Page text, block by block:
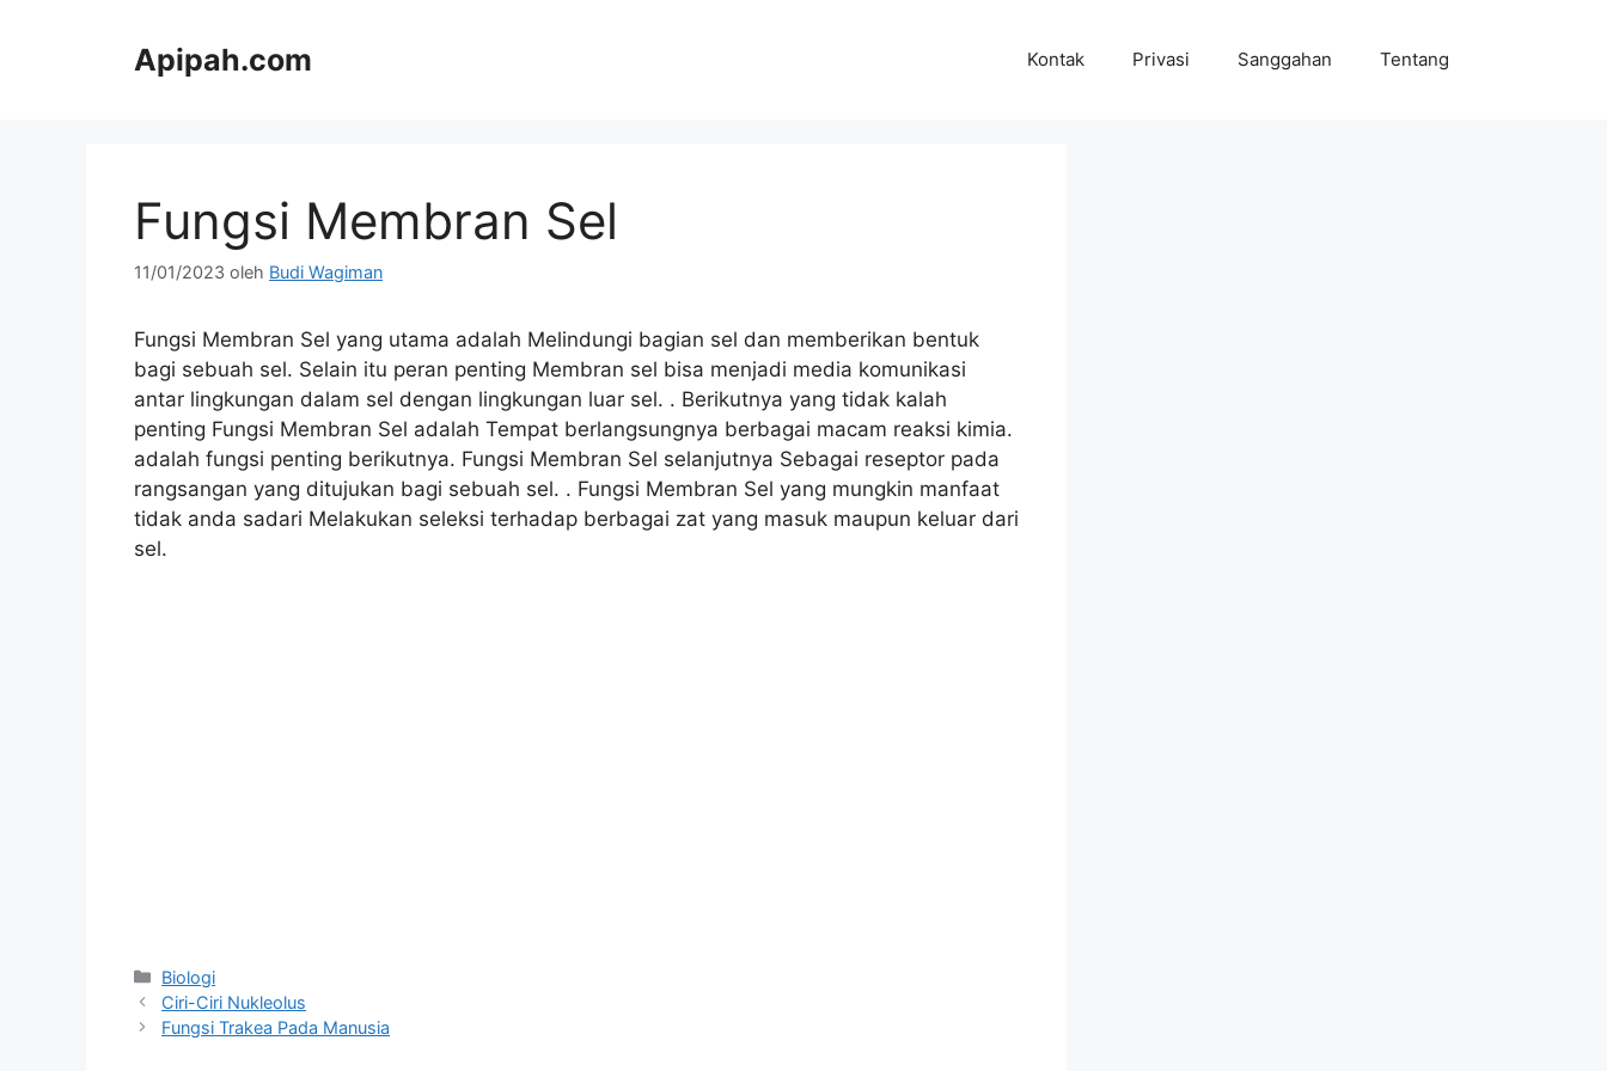
Apipah.com Kontak Privasi Sanggahan Tentang
Fungsi Membran Sel
11/01/2023 oleh Budi Wagiman
Fungsi Membran Sel yang utama adalah Melindungi bagian sel dan memberikan bentuk
bagi sebuah sel. Selain itu peran penting Membran sel bisa menjadi media komunikasi
antar lingkungan dalam sel dengan lingkungan luar sel. . Berikutnya yang tidak kalah
penting Fungsi Membran Sel adalah Tempat berlangsungnya berbagai macam reaksi kimia.
adalah fungsi penting berikutnya. Fungsi Membran Sel selanjutnya Sebagai reseptor pada
rangsangan yang ditujukan bagi sebuah sel. . Fungsi Membran Sel yang mungkin manfaat
tidak anda sadari Melakukan seleksi terhadap berbagai zat yang masuk maupun keluar dari
sel.
Kategori
Biologi
Ciri-Ciri Nukleolus
Fungsi Trakea Pada Manusia